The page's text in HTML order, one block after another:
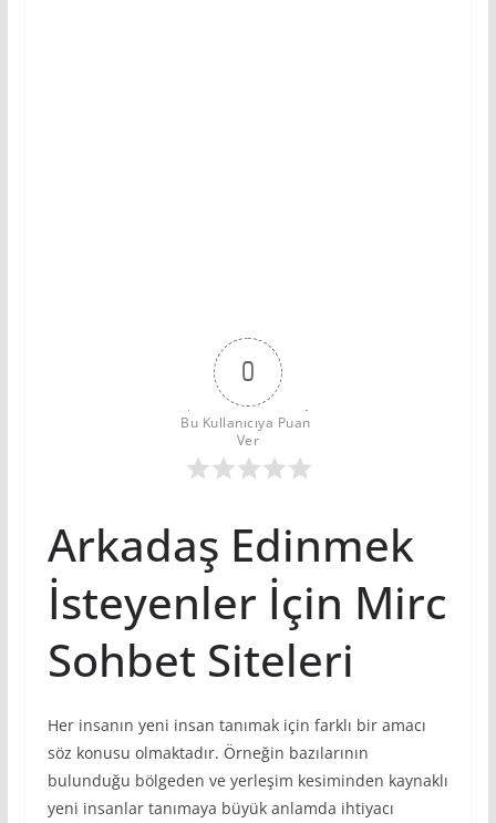
0
Bu Kullanıcıya Puan
Ver
Arkadaş Edinmek
İsteyenler İçin Mirc
Sohbet Siteleri
Her insanın yeni insan tanımak için farklı bir amacı
söz konusu olmaktadır. Örneğin bazılarının
bulunduğu bölgeden ve yerleşim kesiminden kaynaklı
yeni insanlar tanımaya büyük anlamda ihtiyacı